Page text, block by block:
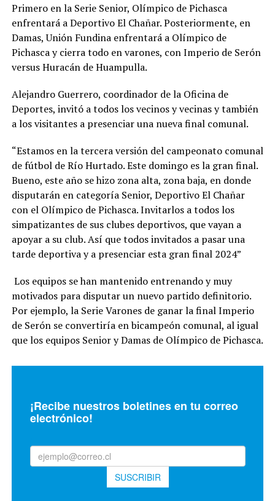
Primero en la Serie Senior, Olímpico de Pichasca
enfrentará a Deportivo El Chañar. Posteriormente, en
Damas, Unión Fundina enfrentará a Olímpico de
Pichasca y cierra todo en varones, con Imperio de Serón
versus Huracán de Huampulla.
Alejandro Guerrero, coordinador de la Oficina de
Deportes, invitó a todos los vecinos y vecinas y también
a los visitantes a presenciar una nueva final comunal.
“Estamos en la tercera versión del campeonato comunal
de fútbol de Río Hurtado. Este domingo es la gran final.
Bueno, este año se hizo zona alta, zona baja, en donde
disputarán en categoría Senior, Deportivo El Chañar
con el Olímpico de Pichasca. Invitarlos a todos los
simpatizantes de sus clubes deportivos, que vayan a
apoyar a su club. Así que todos invitados a pasar una
tarde deportiva y a presenciar esta gran final 2024”
Los equipos se han mantenido entrenando y muy
motivados para disputar un nuevo partido definitorio.
Por ejemplo, la Serie Varones de ganar la final Imperio
de Serón se convertiría en bicampeón comunal, al igual
que los equipos Senior y Damas de Olímpico de Pichasca.